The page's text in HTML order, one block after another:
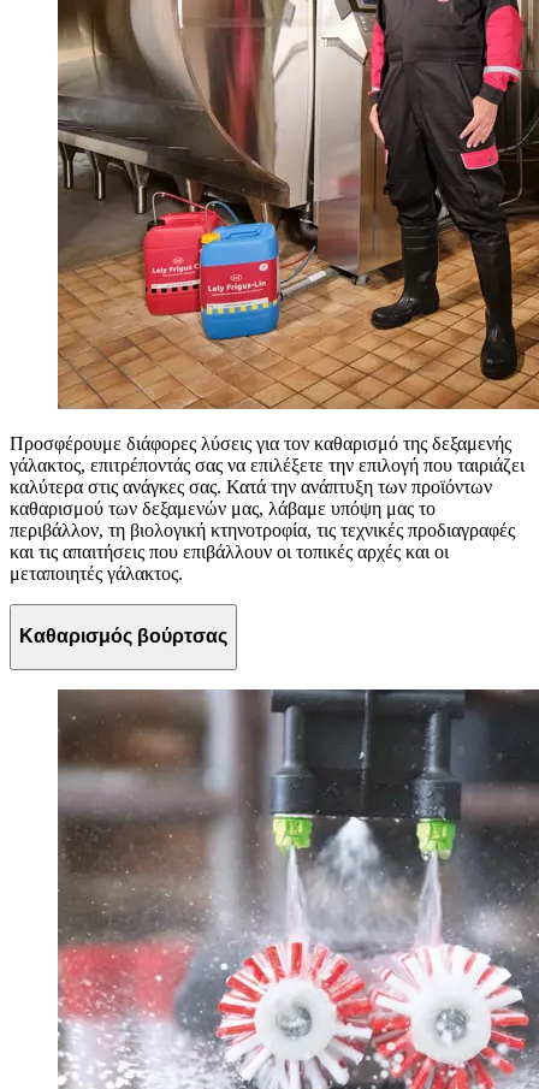
Προσφέρουμε διάφορες λύσεις για τον καθαρισμό της δεξαμενής
γάλακτος, επιτρέποντάς σας να επιλέξετε την επιλογή που ταιριάζει
καλύτερα στις ανάγκες σας. Κατά την ανάπτυξη των προϊόντων
καθαρισμού των δεξαμενών μας, λάβαμε υπόψη μας το
περιβάλλον, τη βιολογική κτηνοτροφία, τις τεχνικές προδιαγραφές
και τις απαιτήσεις που επιβάλλουν οι τοπικές αρχές και οι
μεταποιητές γάλακτος.
Καθαρισμός βούρτσας